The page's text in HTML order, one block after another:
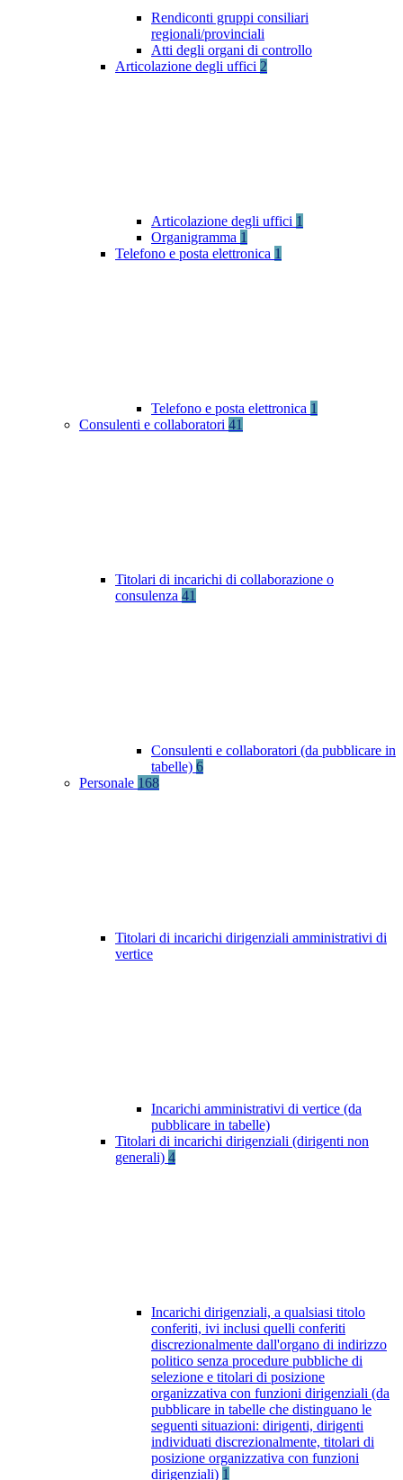
Rendiconti gruppi consiliari
regionali/provinciali
Atti degli organi di controllo
Articolazione degli uffici 2
Articolazione degli uffici 1
Organigramma 1
Telefono e posta elettronica 1
Telefono e posta elettronica 1
Consulenti e collaboratori 41
Titolari di incarichi di collaborazione o
consulenza 41
Consulenti e collaboratori (da pubblicare in
tabelle) 6
Personale 168
Titolari di incarichi dirigenziali amministrativi di
vertice
Incarichi amministrativi di vertice (da
pubblicare in tabelle)
Titolari di incarichi dirigenziali (dirigenti non
generali) 4
Incarichi dirigenziali, a qualsiasi titolo
conferiti, ivi inclusi quelli conferiti
discrezionalmente dall'organo di indirizzo
politico senza procedure pubbliche di
selezione e titolari di posizione
organizzativa con funzioni dirigenziali (da
pubblicare in tabelle che distinguano le
seguenti situazioni: dirigenti, dirigenti
individuati discrezionalmente, titolari di
posizione organizzativa con funzioni
dirigenziali) 1